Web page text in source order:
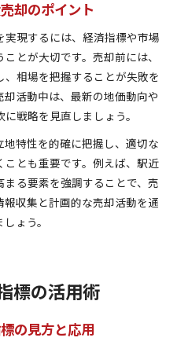
却のポイント
現するには、経済指標や市場
とが大切です。売却前には、
相場を把握することが失敗を
活動中は、最新の地価動向や
戦略を見直しましょう。
特性を的確に把握し、適切な
とも重要です。例えば、駅近
る要素を強調することで、売
収集と計画的な売却活動を通
ょう。
標の活用術
の見方と応用